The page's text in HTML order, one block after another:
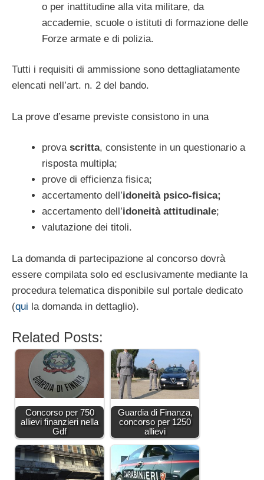
o per inattitudine alla vita militare, da
accademie, scuole o istituti di formazione delle
Forze armate e di polizia.
Tutti i requisiti di ammissione sono dettagliatamente
elencati nell’art. n. 2 del bando.
La prove d’esame previste consistono in una
prova scritta, consistente in un questionario a
risposta multipla;
prove di efficienza fisica;
accertamento dell’idoneità psico-fisica;
accertamento dell’idoneità attitudinale;
valutazione dei titoli.
La domanda di partecipazione al concorso dovrà
essere compilata solo ed esclusivamente mediante la
procedura telematica disponibile sul portale dedicato
(qui la domanda in dettaglio).
Related Posts:
Concorso per 750
allievi finanzieri nella
Gdf
Guardia di Finanza,
concorso per 1250
allievi